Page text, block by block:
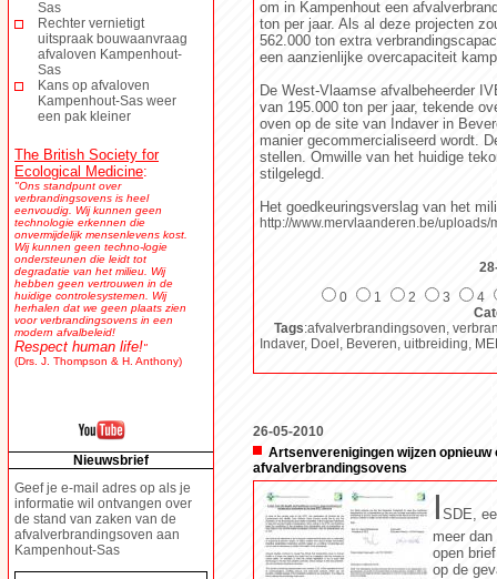
Sas
Rechter vernietigt
uitspraak bouwaanvraag
afvaloven Kampenhout-
Sas
Kans op afvaloven
Kampenhout-Sas weer
een pak kleiner
The British Society for
Ecological Medicine:
"Ons standpunt over
verbrandingsovens is heel
eenvoudig. Wij kunnen geen
technologie erkennen die
onvermijdelijk mensenlevens kost.
Wij kunnen geen techno-logie
ondersteunen die leidt tot
degradatie van het milieu. Wij
hebben geen vertrouwen in de
huidige controlesystemen. Wij
herhalen dat we geen plaats zien
voor verbrandingsovens in een
modern afvalbeleid!
Respect human life!"
(Drs. J. Thompson & H. Anthony)
Nieuwsbrief
Geef je e-mail adres op als je
informatie wil ontvangen over
de stand van zaken van de
afvalverbrandingsoven aan
Kampenhout-Sas
om in Kampenhout een
ton per jaar. Als al deze projecten
562.000 ton extra
een aanzienlijke overcapaciteit
De West-Vlaamse afvalbeheerder
van 195.000 ton per jaar, tekende
oven op de site van Indaver in
manier gecommercialiseerd wordt.
stellen. Omwille van het huidige
stilgelegd.
Het goedkeuringsverslag van het
http://www.mervlaanderen.be/uploads/
0
1 2 3
4
Tags:afvalverbrandingsoven,
Indaver, Doel, Beveren, uitbreiding,
26-05-2010
Artsenverenigingen wijzen
afvalverbrandingsovens
I SDE,
meer
open
op de